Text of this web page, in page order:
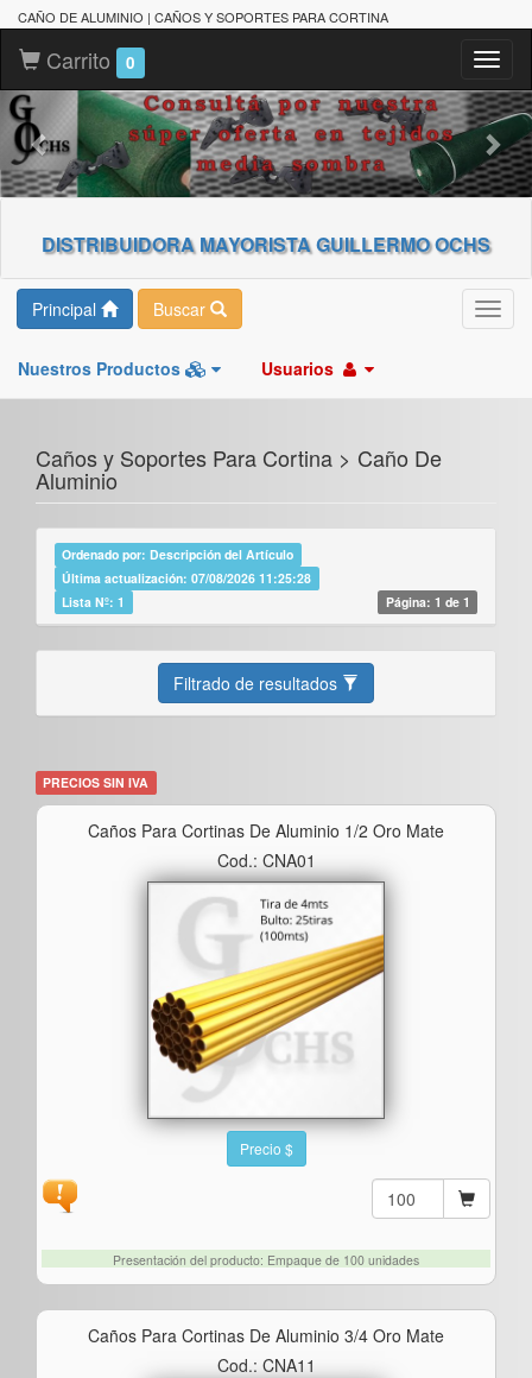
CAÑO DE ALUMINIO | CAÑOS Y SOPORTES PARA CORTINA
Carrito 0
DISTRIBUIDORA MAYORISTA GUILLERMO OCHS
Principal Buscar
Nuestros Productos Usuarios
Caños y Soportes Para Cortina > Caño De
Aluminio
Ordenado por: Descripción del Artículo
Última actualización: 07/08/2026 11:25:28
Lista Nº: 1
Página: 1 de 1
Filtrado de resultados
PRECIOS SIN IVA
Caños Para Cortinas De Aluminio 1/2 Oro Mate
Cod.: CNA01
Precio $
Presentación del producto: Empaque de 100 unidades
Caños Para Cortinas De Aluminio 3/4 Oro Mate
Cod.: CNA11